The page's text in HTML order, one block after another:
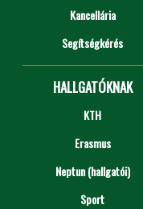
Kancellária
Segítségkérés
HALLGATÓKNAK
KTH
Erasmus
Neptun (hallgatói)
Sport